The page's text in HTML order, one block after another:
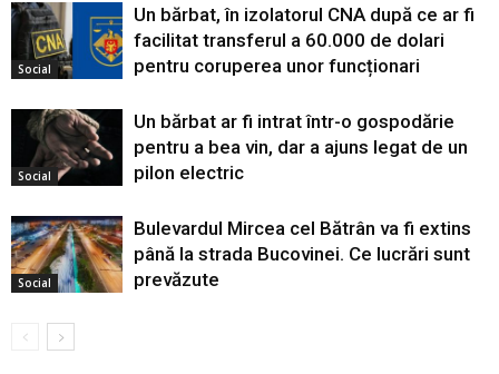
Social
Un bărbat, în izolatorul CNA după ce ar fi
facilitat transferul a 60.000 de dolari
pentru coruperea unor funcționari
Social
Un bărbat ar fi intrat într-o gospodărie
pentru a bea vin, dar a ajuns legat de un
pilon electric
Social
Bulevardul Mircea cel Bătrân va fi extins
până la strada Bucovinei. Ce lucrări sunt
prevăzute